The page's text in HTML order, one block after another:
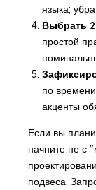
языка;
Выбрать
простой
по
акценты
Если вы
начните не с
подвеса.